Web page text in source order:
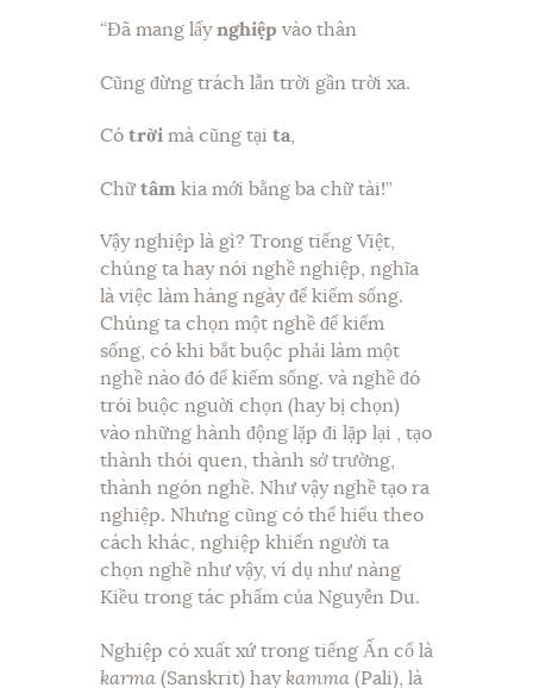
“Đã mang lấynghiệp vào thân
Cũng đừng trách lẫn trời gần trời xa.
Có trời mà cũng tại ta,
Chữ tâm kia mới bằng ba chữ tài!”
Vậy nghiệp là gì? Trong tiếng Việt,
chúng ta hay nói nghề nghiệp, nghĩa
là việc làm hàng ngày để kiếm sống.
Chúng ta chọn một nghề để kiếm
sống, có khi bắt buộc phải làm một
nghề nào đó để kiếm sống. và nghề đó
trói buộc nguời chọn (hay bị chọn)
vào những hành động lặp đi lặp lại , tạo
thành thói quen, thành sở trường,
thành ngón nghề. Như vậy nghề tạo ra
nghiệp. Nhưng cũng có thể hiểu theo
cách khác, nghiệp khiến người ta
chọn nghề như vậy, ví dụ như nàng
Kiều trong tác phẩm của Nguyễn Du.
Nghiệp có xuất xứ trong tiếng Ấn cổ là
karma (Sanskrit) hay kamma (Pali), là